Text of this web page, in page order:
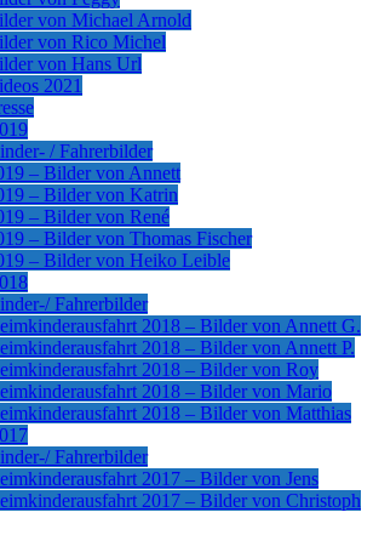
von Michael Arnold
von Rico Michel
von Hans Url
2021
/ Fahrerbilder
– Bilder von Annett
– Bilder von Katrin
– Bilder von René
– Bilder von Thomas Fischer
– Bilder von Heiko Leible
Fahrerbilder
2018 – Bilder von Annett G.
2018 – Bilder von Annett P.
2018 – Bilder von Roy
2018 – Bilder von Mario
2018 – Bilder von Matthias
Fahrerbilder
2017 – Bilder von Jens
2017 – Bilder von Christoph